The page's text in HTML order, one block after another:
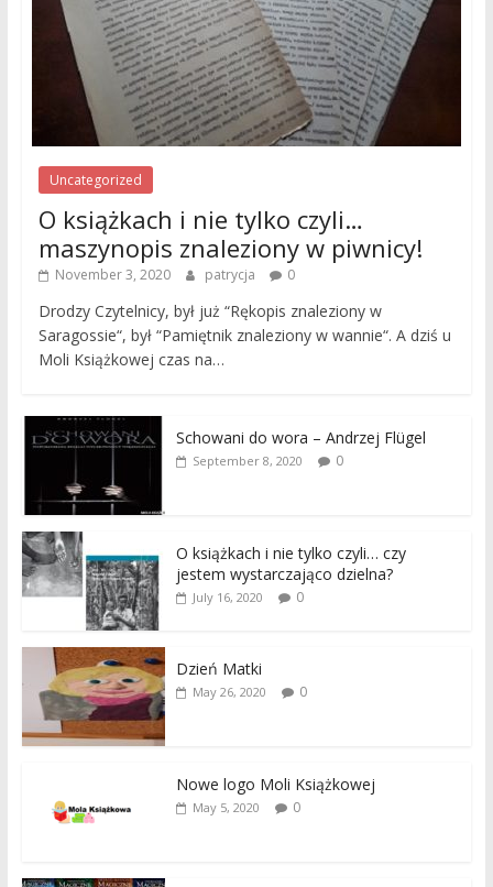
Uncategorized
O książkach i nie tylko czyli…
maszynopis znaleziony w piwnicy!
November 3, 2020 patrycja 0
Drodzy Czytelnicy, był już “Rękopis znaleziony w
Saragossie“, był “Pamiętnik znaleziony w wannie“. A dziś u
Moli Książkowej czas na…
Schowani do wora – Andrzej Flügel
September 8, 2020 0
O książkach i nie tylko czyli… czy
jestem wystarczająco dzielna?
July 16, 2020 0
Dzień Matki
May 26, 2020 0
Nowe logo Moli Książkowej
May 5, 2020 0